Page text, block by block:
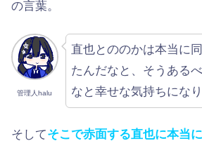
の言葉。
管理人halu
直也とののかは本当に
たんだなと、そうある
なと幸せな気持ちにな
そしてそこで赤面する直也に本当